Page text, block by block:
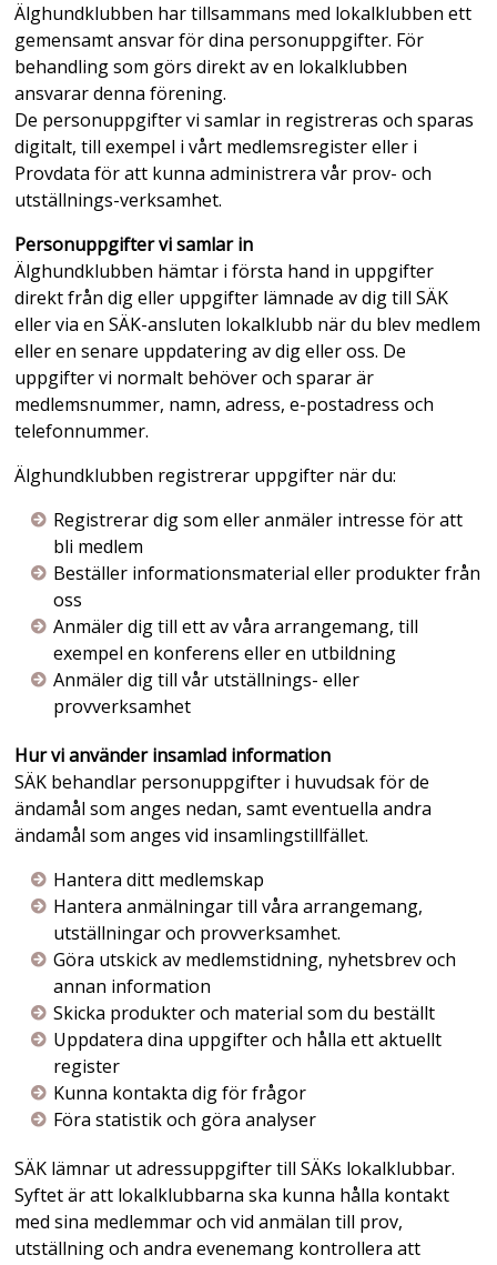
Älghundklubben har tillsammans med lokalklubben ett
gemensamt ansvar för dina personuppgifter. För
behandling som görs direkt av en lokalklubben
ansvarar denna förening.
De personuppgifter vi samlar in registreras och sparas
digitalt, till exempel i vårt medlemsregister eller i
Provdata för att kunna administrera vår prov- och
utställnings-verksamhet.
Personuppgiftervisamlar in
Älghundklubben hämtar i första hand in uppgifter
direkt från dig eller uppgifter lämnade av dig till SÄK
eller via en SÄK-ansluten lokalklubb när du blev medlem
eller en senare uppdatering av dig eller oss. De
uppgifter vi normalt behöver och sparar är
medlemsnummer, namn, adress, e-postadress och
telefonnummer.
Älghundklubben registrerar uppgifter när du:
Registrerar dig som eller anmäler intresse för att
bli medlem
Beställer informationsmaterial eller produkter från
oss
Anmäler dig till ett av våra arrangemang, till
exempel en konferens eller en utbildning
Anmäler dig till vår utställnings- eller
provverksamhet
Hur vi använder insamlad information
SÄK behandlar personuppgifter i huvudsak för de
ändamål som anges nedan, samt eventuella andra
ändamål som anges vid insamlingstillfället.
Hantera ditt medlemskap
Hantera anmälningar till våra arrangemang,
utställningar och provverksamhet.
Göra utskick av medlemstidning, nyhetsbrev och
annan information
Skicka produkter och material som du beställt
Uppdatera dina uppgifter och hålla ett aktuellt
register
Kunna kontakta dig för frågor
Föra statistik och göra analyser
SÄK lämnar ut adressuppgifter till SÄKs lokalklubbar.
Syftet är att lokalklubbarna ska kunna hålla kontakt
med sina medlemmar och vid anmälan till prov,
utställning och andra evenemang kontrollera att